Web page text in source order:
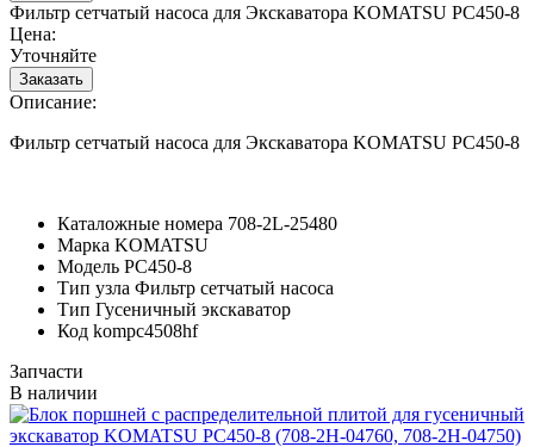
Фильтр сетчатый насоса для Экскаватора KOMATSU PC450-8
Цена:
Уточняйте
Описание:
Фильтр сетчатый насоса для Экскаватора KOMATSU PC450-8
Каталожные номера 708-2L-25480
Марка KOMATSU
Модель PC450-8
Тип узла Фильтр сетчатый насоса
Тип Гусеничный экскаватор
Код kompc4508hf
Запчасти
В наличии